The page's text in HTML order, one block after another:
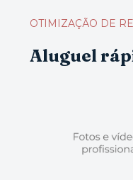
OTIMIZAÇÃO DE
Aluguel